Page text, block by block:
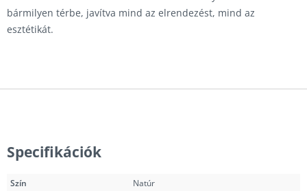
bármilyen térbe, javítva mind az elrendezést, mind az
esztétikát.
Specifikációk
Szín
Natúr